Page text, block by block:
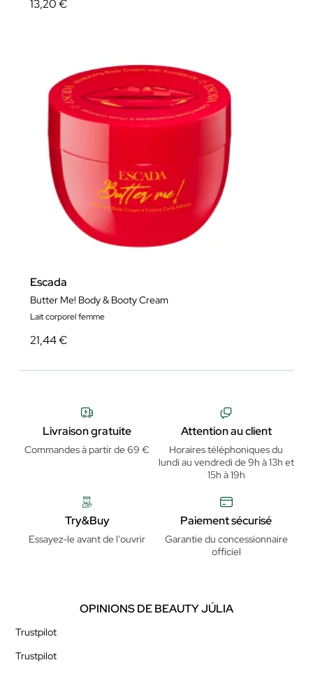
13,20 €
Escada
Butter Me! Body & Booty Cream
Lait corporel femme
21,44 €
Livraison gratuite
Commandes à partir de 69 €
Attention au client
Horaires téléphoniques du
lundi au vendredi de 9h à 13h et
15h à 19h
Try&Buy
Essayez-le avant de l'ouvrir
Paiement sécurisé
Garantie du concessionnaire
officiel
OPINIONS DE BEAUTY JÚLIA
Trustpilot
Trustpilot